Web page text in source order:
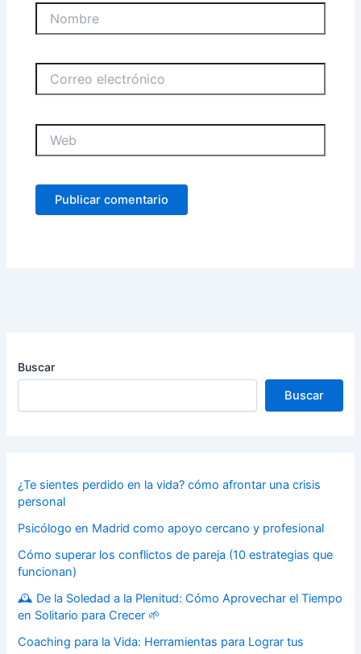
electrónico
Buscar
Buscar
¿Te sientes perdido en la vida? cómo afrontar una crisis
personal
Psicólogo en Madrid como apoyo cercano y profesional
Cómo superar los conflictos de pareja (10 estrategias que
funcionan)
🕰️ De la Soledad a la Plenitud: Cómo Aprovechar el Tiempo
en Solitario para Crecer 🌱
Coaching para la Vida: Herramientas para Lograr tus